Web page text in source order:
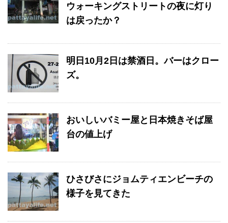
ウォーキングストリートの夜に灯り
は戻ったか？
明日10月2日は禁酒日。バーはクロー
ズ。
おいしいバミー屋と日本焼きそば屋
台の値上げ
ひさびさにジョムティエンビーチの
様子を見てきた